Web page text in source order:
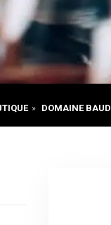
» DOMAINE BAUD